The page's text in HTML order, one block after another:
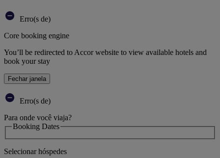
Erro(s de)
Core booking engine
You’ll be redirected to Accor website to view available hotels and
book your stay
Fechar janela
Erro(s de)
Para onde você viaja?
Booking Dates
Selecionar hóspedes